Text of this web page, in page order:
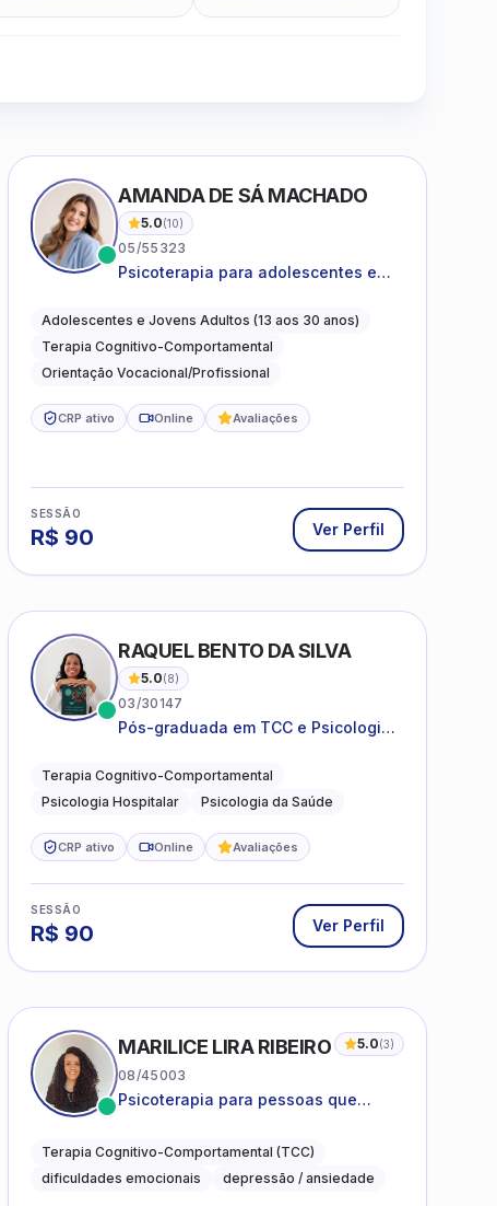
AMANDA DE SÁ MACHADO
5.0(10)
05/55323
Psicoterapia para adolescentes e
ansiedade, autoestima, relações e
orientação profissional
Adolescentes e Jovens Adultos (13 aos 30 anos)
Terapia Cognitivo-Comportamental
Orientação Vocacional/Profissional
CRP ativo Online Avaliações
SESSÃO
R$ 90 Ver Perfil
RAQUEL BENTO DA SILVA
5.0(8)
03/30147
Pós-graduada em TCC e Psicologia
Terapia Cognitivo-Comportamental
Psicologia Hospitalar
Psicologia da Saúde
CRP ativo Online Avaliações
SESSÃO
R$ 90 Ver Perfil
MARILICE LIRA RIBEIRO 5.0(3)
08/45003
Psicoterapia para pessoas que
lidar com as dificuldades do dia a
dia
Terapia Cognitivo-Comportamental (TCC)
dificuldades emocionais
depressão / ansiedade